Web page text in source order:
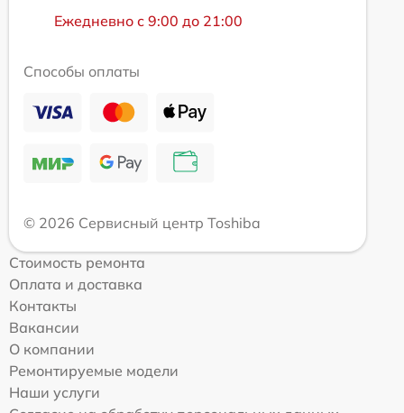
Ежедневно с 9:00 до 21:00
Способы оплаты
© 2026 Сервисный центр Toshiba
Стоимость ремонта
Оплата и доставка
Контакты
Вакансии
О компании
Ремонтируемые модели
Наши услуги